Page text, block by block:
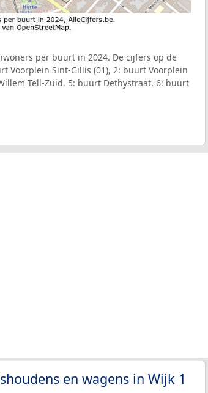
per buurt in 2024. De cijfers op de
Voorplein Sint-Gillis (01), 2: buurt Voorplein
Tell-Zuid, 5: buurt Dethystraat, 6: buurt
en wagens in Wijk 1